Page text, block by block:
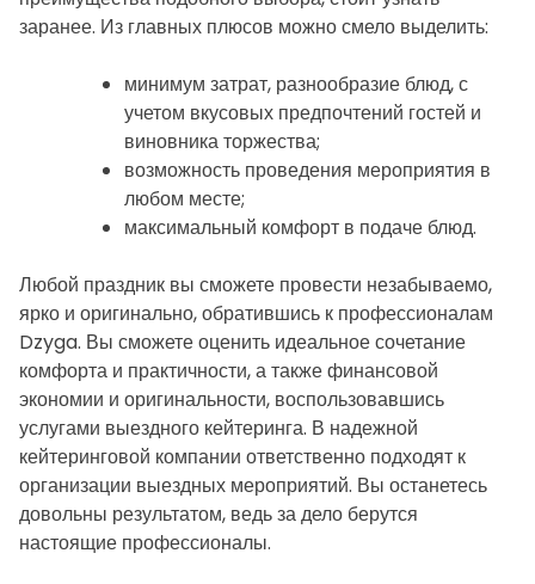
заранее. Из главных плюсов можно смело выделить:
минимум затрат, разнообразие блюд, с
учетом вкусовых предпочтений гостей и
виновника торжества;
возможность проведения мероприятия в
любом месте;
максимальный комфорт в подаче блюд.
Любой праздник вы сможете провести незабываемо,
ярко и оригинально, обратившись к профессионалам
Dzyga. Вы сможете оценить идеальное сочетание
комфорта и практичности, а также финансовой
экономии и оригинальности, воспользовавшись
услугами выездного кейтеринга. В надежной
кейтеринговой компании ответственно подходят к
организации выездных мероприятий. Вы останетесь
довольны результатом, ведь за дело берутся
настоящие профессионалы.